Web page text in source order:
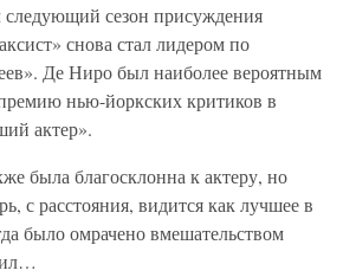
следующий сезон присуждения
снова стал лидером по
Де Ниро был наиболее вероятным
нью-йоркских критиков в
актер».
была благосклонна к актеру, но
с расстояния, видится как лучшее в
было омрачено вмешательством